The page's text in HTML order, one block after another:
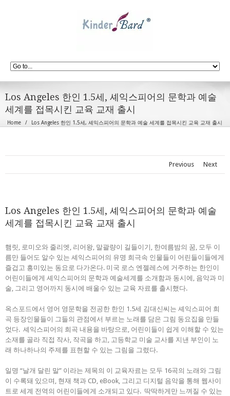
Los Angeles 한인 1.5세, 셰익스피어의 문학과 예술
세계를 접목시킨 교육 교재 출시
Home Los Angeles 한인 1.5세, 셰익스피어의 문학과 예술 세계를 접목시킨 교육 교재 출시
Previous Next
Los Angeles 한인 1.5세, 셰익스피어의 문학과 예술
세계를 접목시킨 교육 교재 출시
햄릿, 로미오와 줄리엣, 리어왕, 말괄량이 길들이기, 한여름밤의 꿈, 모두 이
름만 들어도 알수 있는 셰익스피어의 유명 희극속 인물들이 어린들이들에게
즐겁고 흥미있는 동요로 다가온다. 미국 로스 엔젤레스에 거주하는 한인이
어린이들에게 셰익스피어의 문학과 예술세계를 소개함과 동시에, 음악과 미
술, 그리고 영어까지 동시에 배울수 있는 교육 자료를 출시했다.
옥스포드에서 영어 영문학을 전공한 한인 1.5세 김대신씨는 셰익스피어 희
곡 등장인물들이 그들의 관점에서 부르는 노래를 담은 그림 동요집을 만들
었다. 셰익스피어의 희곡 내용을 바탕으로, 어린이들이 쉽게 이해할 수 있는
소재를 골라 직접 작사, 작곡을 하고, 고등학교 미술 교사를 지낸 부인이 노
래 하나하나의 주제를 표현할 수 있는 그림을 그렸다.
일명 “날개 달린 말” 이라는 제목의 이 교육자료는 모두 16곡의 노래와 그림
이 수록돼 있으며, 현재 책과 CD, eBook, 그리고 디지털 음악을 통해 웹사이
트로 세계 전역의 어린이들에게 소개되고 있다. 딱딱하게만 느껴질 수 있는